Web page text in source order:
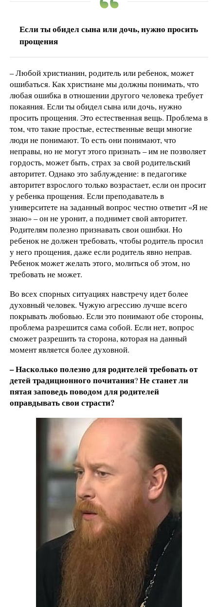
Если ты обидел сына или дочь, нужно просить
прощения
– Любой христианин, родитель или ребенок, может
ошибаться. Как христиане мы должны понимать, что
любая ошибка в отношении другого человека требует
покаяния. Если ты обидел сына или дочь, нужно
просить прощения. Это естественная вещь. Проблема в
том, что такие простые, естественные вещи многие
люди не понимают. То есть они понимают, что
неправы, но не могут этого признать – им не позволяет
гордость, может быть, страх за свой родительский
авторитет. Однако это заблуждение: в педагогике
авторитет взрослого только возрастает, если он просит
у ребенка прощения. Если преподаватель в
университете на заданный вопрос честно ответит «Я не
знаю» – он не уронит, а поднимет свой авторитет.
Родителям полезно признавать свои ошибки. Но
ребенок не должен требовать, чтобы родитель просил
у него прощения, даже если родитель явно неправ.
Ребенок может желать этого, молиться об этом, но
требовать не может.
Во всех спорных ситуациях навстречу идет более
духовный человек. Чужую агрессию лучше всего
покрывать любовью. Если это понимают обе стороны,
проблема разрешится сама собой. Если нет, вопрос
сможет разрешить та сторона, которая на данный
момент является более духовной.
–Насколько полезно для родителей требовать от
детей традиционного почитания?Не станет ли
пятая заповедь поводом для родителей
оправдывать свои страсти?